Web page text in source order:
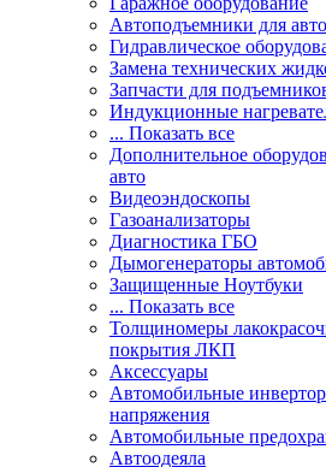
Автоподъемники для
Гидравлическое
Замена технических
Запчасти для
Индукционные
... Показать все
Дополнительное
авто
Видеоэндоскопы
Газоанализаторы
Диагностика ГБО
Дымогенераторы
Защищенные Ноутбуки
... Показать все
Толщиномеры
покрытия ЛКП
Аксессуары
Автомобильные
напряжения
Автомобильные
Автоодеяла